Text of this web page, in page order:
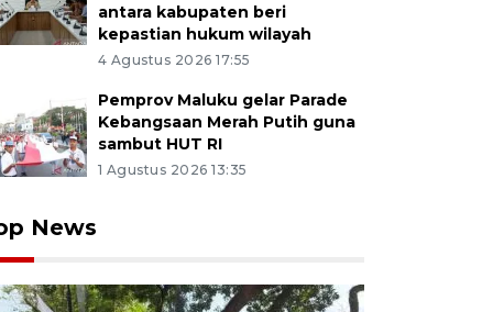
antara kabupaten beri
kepastian hukum wilayah
4 Agustus 2026 17:55
Pemprov Maluku gelar Parade
Kebangsaan Merah Putih guna
sambut HUT RI
1 Agustus 2026 13:35
News